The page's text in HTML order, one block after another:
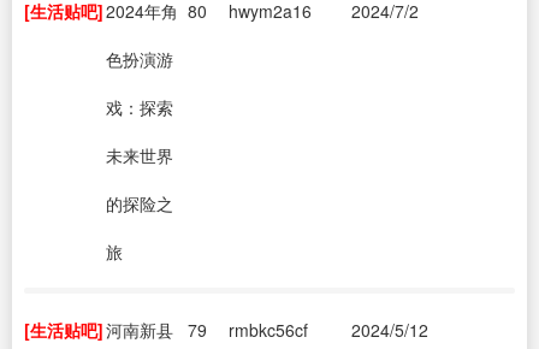
[生活贴吧]2024年角
色扮演游
戏：探索
未来世界
的探险之
旅
80 hwym2a16 2024/7/2
[生活贴吧]河南新县
79 rmbkc56cf 2024/5/12